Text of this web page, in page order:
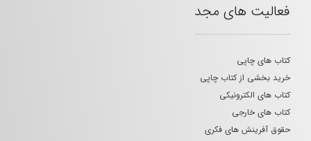
فعالیت های مجد
کتاب های چاپی
خرید بخشی از کتاب چاپی
کتاب های الکترونیکی
کتاب های خارجی
حقوق آفرینش های فکری